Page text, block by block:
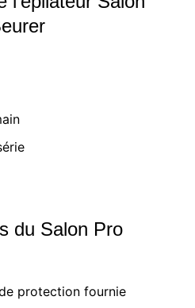
du Salon Pro
protection fournie